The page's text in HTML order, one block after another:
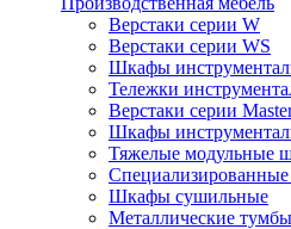
Верстаки серии W
Верстаки серии WS
Шкафы
Тележки
Верстаки серии
Шкафы
Тяжелые модульные
Шкафы сушильные
Металлические тумбы